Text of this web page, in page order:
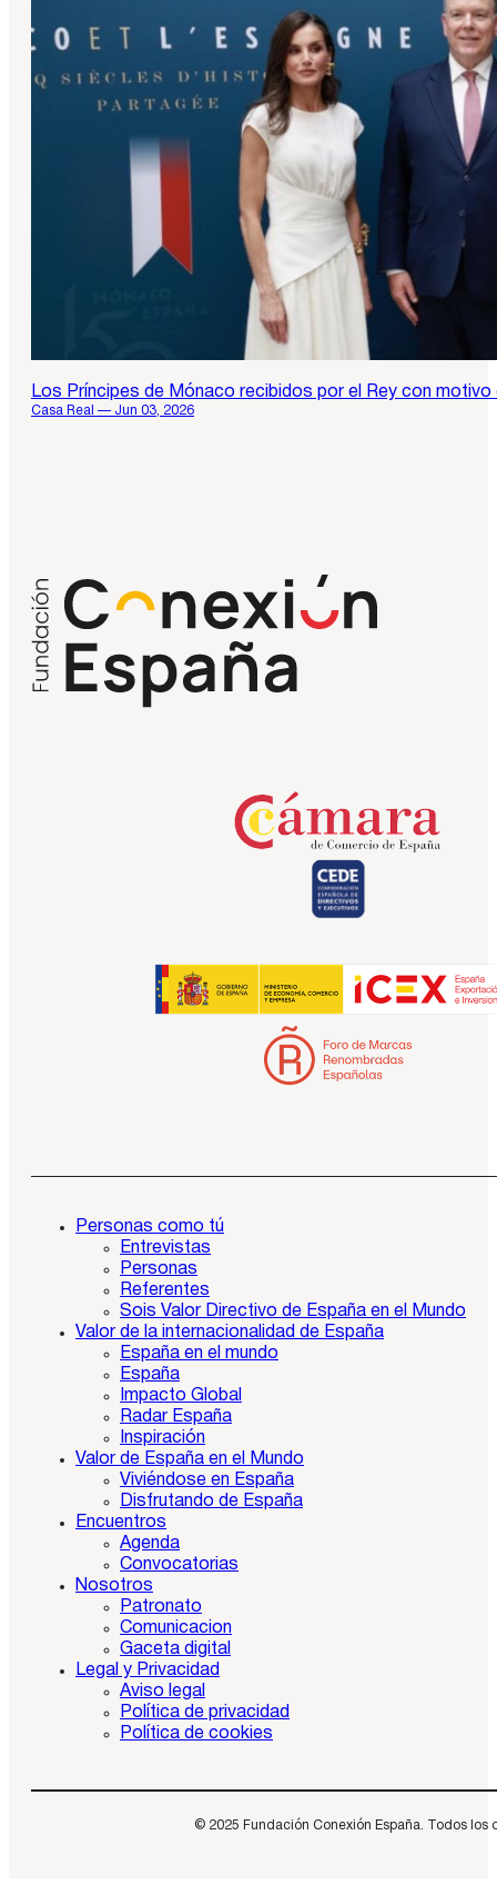
Los Príncipes de Mónaco recibidos por el Rey con
Casa Real — Jun 03, 2026
Personas como tú
Entrevistas
Personas
Referentes
Sois Valor Directivo de España en el Mundo
Valor de la internacionalidad de España
España en el mundo
España
Impacto Global
Radar España
Inspiración
Valor de España en el Mundo
Viviéndose en España
Disfrutando de España
Encuentros
Agenda
Convocatorias
Nosotros
Patronato
Comunicacion
Gaceta digital
Legal y Privacidad
Aviso legal
Política de privacidad
Política de cookies
© 2025 Fundación Conexión España. Todos los